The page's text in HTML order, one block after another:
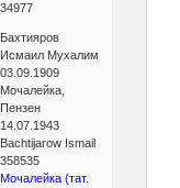
34977
Бахтияров
Исмаил Мухалим
03.09.1909
Мочалейка,
Пензен
14.07.1943
Bachtijarow Ismail
358535
Мочалейка (тат.